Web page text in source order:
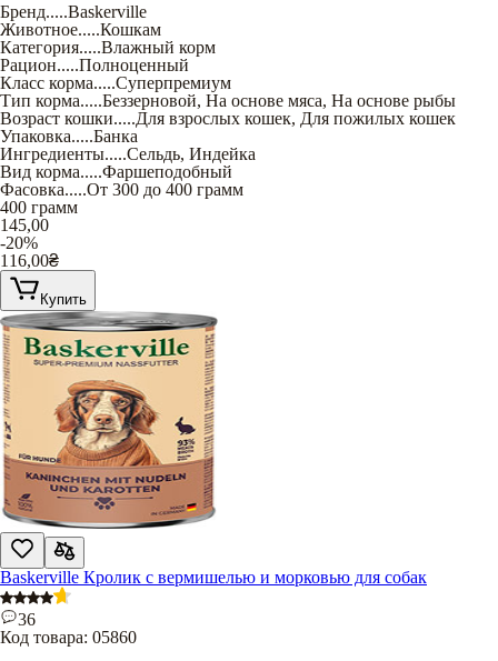
Бренд.....Baskerville
Животное.....Кошкам
Категория.....Влажный корм
Рацион.....Полноценный
Класс корма.....Суперпремиум
Тип корма.....Беззерновой, На основе мяса, На основе рыбы
Возраст кошки.....Для взрослых кошек, Для пожилых кошек
Упаковка.....Банка
Ингредиенты.....Сельдь, Индейка
Вид корма.....Фаршеподобный
Фасовка.....От 300 до 400 грамм
400 грамм
145,00
-20%
116,00₴
Купить
Baskerville Кролик с вермишелью и морковью для собак
36
Код товара: 05860